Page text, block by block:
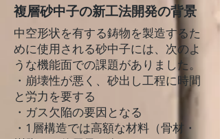
複層砂中子の新工法開発の背景
中空形状を有する鋳物を製造するた
めに使用される砂中子には、次のよ
うな機能面での課題がありました。
・崩壊性が悪く、砂出し工程に時間
と労力を要する
・ガス欠陥の要因となる
・1層構造では高額な材料（骨材・